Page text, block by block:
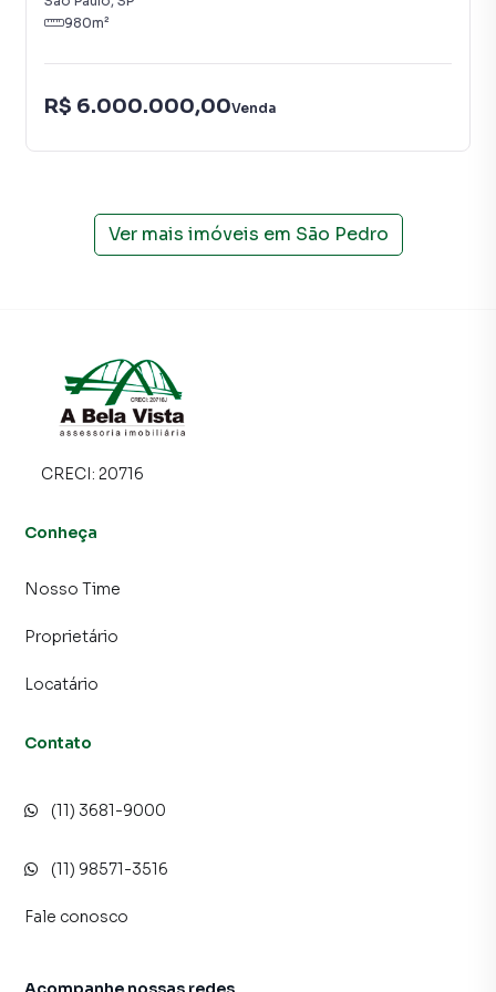
programadores, corretores treinados e uma central de
inquilinos.
980m²
R$ 6.000.000,00Venda
Ver mais imóveis em São Pedro
CRECI: 20716
Conheça
Nosso Time
Proprietário
Locatário
Contato
(11) 3681-9000
(11) 98571-3516
Fale conosco